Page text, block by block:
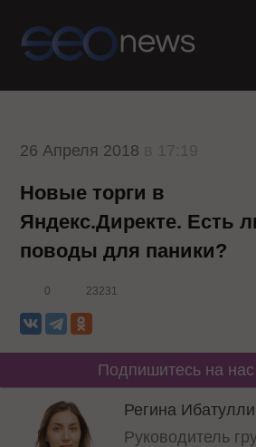
26 Апреля 2018
Новые торги в
Яндекс.Директе. Есть
поводы для паники?
0 23231
Подпишитесь на
Регина
Руководитель